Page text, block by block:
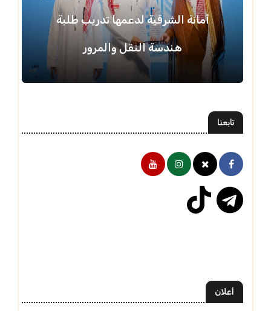
أمانة الشرقية لدعمها تدريب طلبة
هندسة النقل والمرور
تابعنا
أعلان